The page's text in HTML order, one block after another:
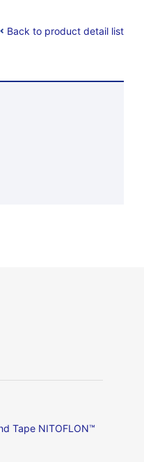
Back to product detail list
Tape NITOFLON™